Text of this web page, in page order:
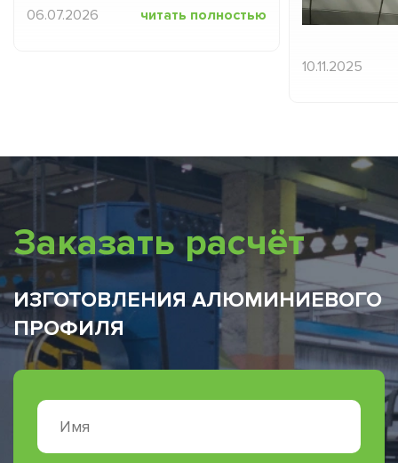
06.07.2026 читать полностью
10.11.2025
Заказать расчёт
ИЗГОТОВЛЕНИЯ АЛЮМИНИЕВОГО
ПРОФИЛЯ